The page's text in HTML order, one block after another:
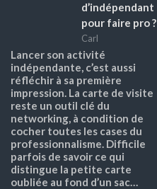
d’indépendant
pour faire pro ?
Carl
Lancer son activité
indépendante, c’est aussi
réfléchir à sa première
impression. La carte de visite
reste un outil clé du
networking, à condition de
cocher toutes les cases du
professionnalisme. Difficile
parfois de savoir ce qui
distingue la petite carte
oubliée au fond d’un sac…